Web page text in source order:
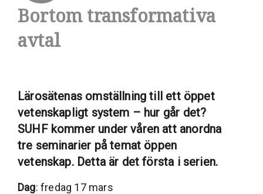
Bortom transformativa
avtal
Lärosätenas omställning till ett öppet
vetenskapligt system – hur går det?
SUHF kommer under våren att anordna
tre seminarier på temat öppen
vetenskap. Detta är det första i serien.
Dag: fredag 17 mars